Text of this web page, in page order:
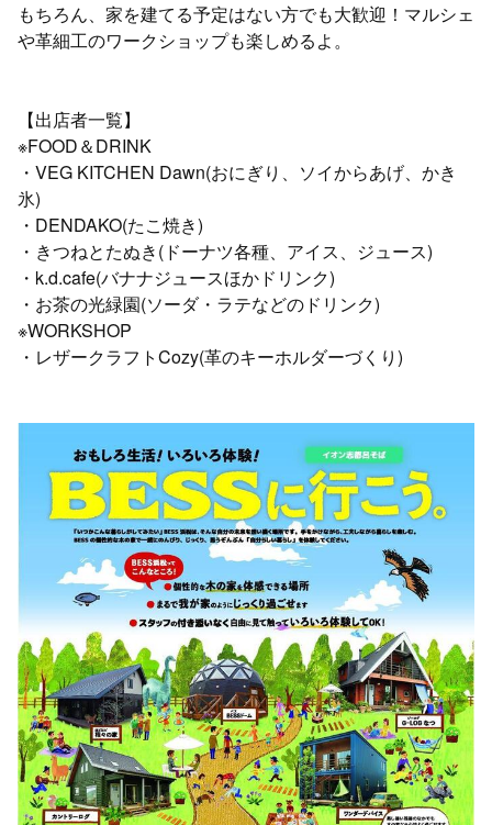
もちろん、家を建てる予定はない方でも大歓迎！マルシェ
や革細工のワークショップも楽しめるよ。
【出店者一覧】
※FOOD＆DRINK
・VEG KITCHEN Dawn(おにぎり、ソイからあげ、かき
氷)
・DENDAKO(たこ焼き)
・きつねとたぬき(ドーナツ各種、アイス、ジュース)
・k.d.cafe(バナナジュースほかドリンク)
・お茶の光緑園(ソーダ・ラテなどのドリンク)
※WORKSHOP
・レザークラフトCozy(革のキーホルダーづくり)